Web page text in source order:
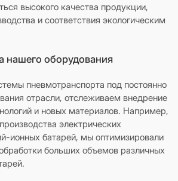
высокого качества продукции,
и соответствия экологическим
нашего оборудования
пневмотранспорта под постоянно
отрасли, отслеживаем внедрение
и новых материалов. Например,
электрических
ионных батарей, мы оптимизировали
больших объемов различных